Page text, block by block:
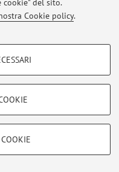
cookie" del sito.
Cookie policy.
esemplificativo, per il corretto
Università di Bologna - Via
IVA: 01131710376
Cookie